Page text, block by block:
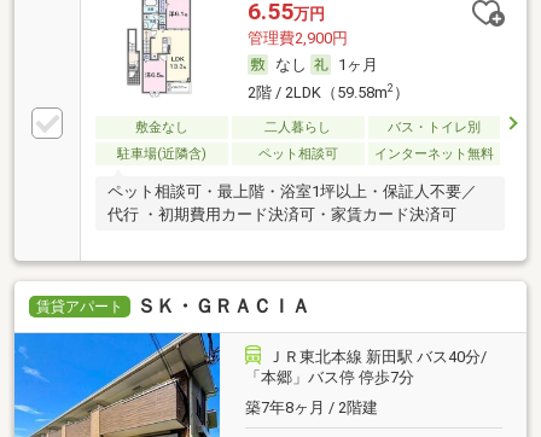
6.55万円
管理費2,900円
なし
1ヶ月
2階 / 2LDK（59.58m2）
敷金なし 二人暮らし
バス・トイレ別
駐車場(近隣含)
ペット相談可 インターネット無料
ペット相談可・最上階・浴室1坪以上・保証人不要／
代行 ・初期費用カード決済可・家賃カード決済可
賃貸アパート ＳＫ・ＧＲＡＣＩＡ
ＪＲ東北本線 新田駅 バス40分/
「本郷」バス停 停歩7分
築7年8ヶ月 / 2階建